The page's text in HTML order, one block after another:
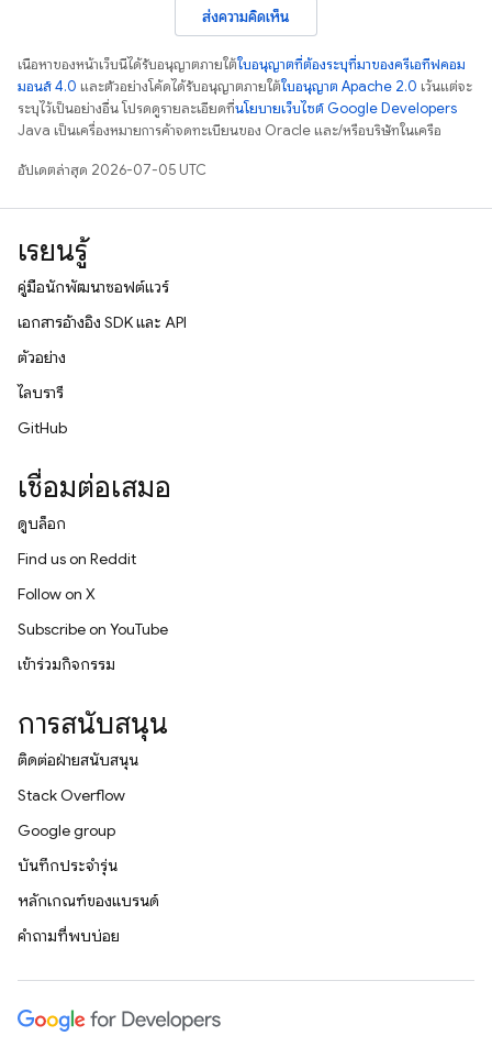
ส่งความคิดเห็น
เนื้อหาของหน้าเว็บนี้ได้รับอนุญาตภายใต้ใบอนุญาตที่ต้องระบุที่มาของครีเอทีฟคอม
มอนส์ 4.0 และตัวอย่างโค้ดได้รับอนุญาตภายใต้ใบอนุญาต Apache 2.0 เว้นแต่จะ
ระบุไว้เป็นอย่างอื่น โปรดดูรายละเอียดที่นโยบายเว็บไซต์ Google Developers
Java เป็นเครื่องหมายการค้าจดทะเบียนของ Oracle และ/หรือบริษัทในเครือ
อัปเดตล่าสุด 2026-07-05 UTC
เรียนรู้
คู่มือนักพัฒนาซอฟต์แวร์
เอกสารอ้างอิง SDK และ API
ตัวอย่าง
ไลบรารี
GitHub
เชื่อมต่อเสมอ
ดูบล็อก
Find us on Reddit
Follow on X
Subscribe on YouTube
เข้าร่วมกิจกรรม
การสนับสนุน
ติดต่อฝ่ายสนับสนุน
Stack Overflow
Google group
บันทึกประจำรุ่น
หลักเกณฑ์ของแบรนด์
คำถามที่พบบ่อย